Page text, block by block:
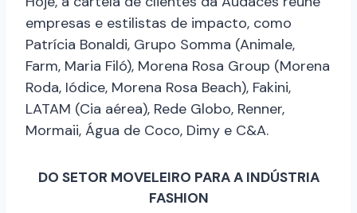
empresas e estilistas de impacto, como
Patrícia Bonaldi, Grupo Somma (Animale,
Farm, Maria Filó), Morena Rosa Group (Morena
Roda, Iódice, Morena Rosa Beach), Fakini,
LATAM (Cia aérea), Rede Globo, Renner,
Mormaii, Água de Coco, Dimy e C&A.
DO SETOR MOVELEIRO PARA A INDÚSTRIA
FASHION